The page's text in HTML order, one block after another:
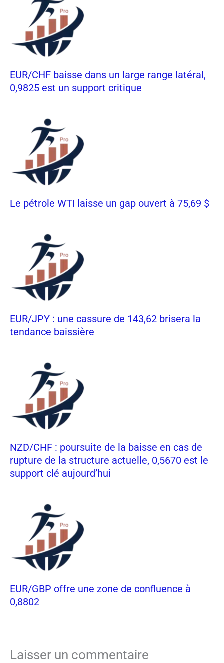
EUR/CHF baisse dans un large range latéral,
0,9825 est un support critique
Le pétrole WTI laisse un gap ouvert à 75,69 $
EUR/JPY : une cassure de 143,62 brisera la
tendance baissière
NZD/CHF : poursuite de la baisse en cas de
rupture de la structure actuelle, 0,5670 est le
support clé aujourd’hui
EUR/GBP offre une zone de confluence à
0,8802
Laisser un commentaire